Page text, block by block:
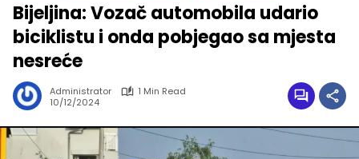
Bijeljina: Vozač automobila udario
biciklistu i onda pobjegao sa mjesta
nesreće
Administrator
1 Min Read
10/12/2024